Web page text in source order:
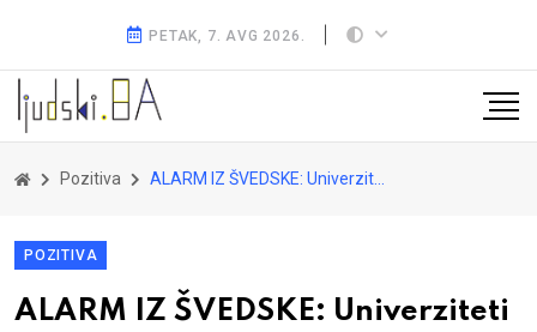
PETAK, 7. AVG 2026.
Pozitiva ALARM IZ ŠVEDSKE: Univerziteti u BiH u opasnosti, vrijeme je za akciju
POZITIVA
ALARM IZ ŠVEDSKE: Univerziteti